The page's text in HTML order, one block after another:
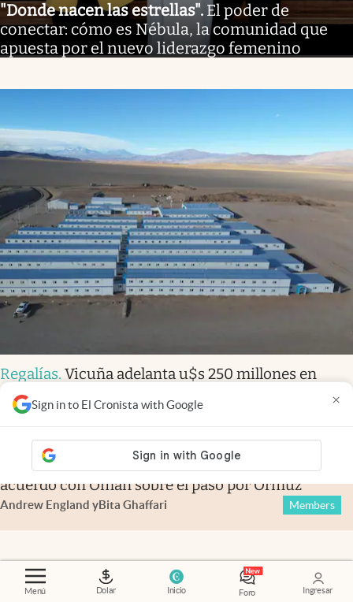
Menú Dolar Inicio Foro Ingresar
Sign in to El Cronista with Google ×
"Donde nacen las estrellas". El poder de
conectar: cómo es Nébula, la comunidad que
apuesta por el nuevo liderazgo femenino
Regalías. Vicuña adelanta u$s 250 millones en
infraestructura para San Juan
Financial Times
Irán asegura haber cerrado un
acuerdo con Omán sobre el paso por Ormuz
Andrew England yBita Ghaffari Members